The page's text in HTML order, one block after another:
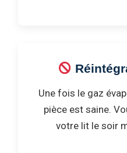
Une fois le gaz
pièce est saine.
votre lit le soir